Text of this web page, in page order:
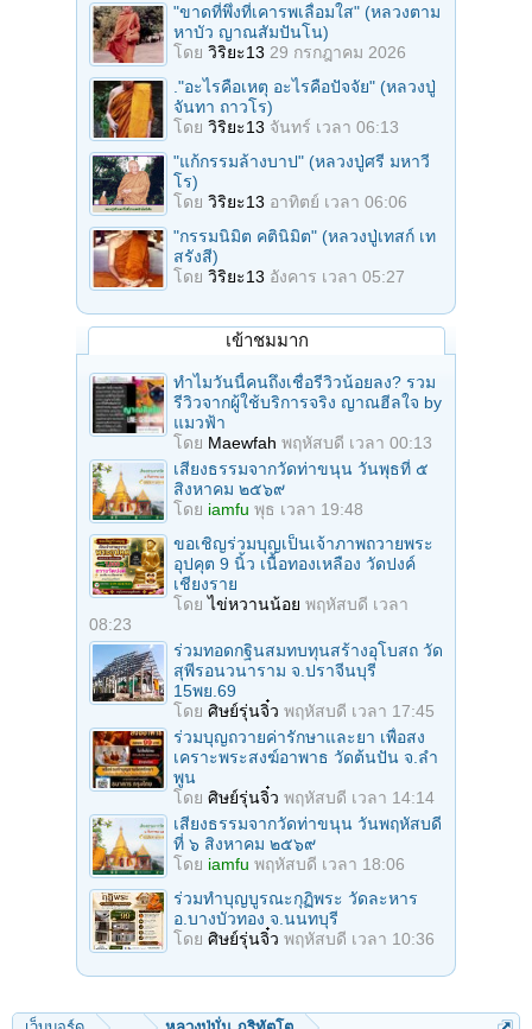
"ขาดที่พึ่งที่เคารพเลื่อมใส" (หลวงตาม
หาบัว ญาณสัมปันโน)
โดย วิริยะ13 29 กรกฎาคม 2026
."อะไรคือเหตุ อะไรคือปัจจัย" (หลวงปู่
จันทา ถาวโร)
โดย วิริยะ13 จันทร์ เวลา 06:13
"แก้กรรมล้างบาป" (หลวงปู่ศรี มหาวี
โร)
โดย วิริยะ13 อาทิตย์ เวลา 06:06
"กรรมนิมิต คตินิมิต" (หลวงปู่เทสก์ เท
สรังสี)
โดย วิริยะ13 อังคาร เวลา 05:27
เข้าชมมาก
ทำไมวันนี้คนถึงเชื่อรีวิวน้อยลง? รวม
รีวิวจากผู้ใช้บริการจริง ญาณฮีลใจ by
แมวฟ้า
โดย Maewfah พฤหัสบดี เวลา 00:13
เสียงธรรมจากวัดท่าขนุน วันพุธที่ ๕
สิงหาคม ๒๕๖๙
โดย iamfu พุธ เวลา 19:48
ขอเชิญร่วมบุญเป็นเจ้าภาพถวายพระ
อุปคุต 9 นิ้ว เนื้อทองเหลือง วัดปงค์
เชียงราย
โดยไข่หวานน้อย พฤหัสบดี เวลา
08:23
ร่วมทอดกฐินสมทบทุนสร้างอุโบสถ วัด
สุพีรอนวนาราม จ.ปราจีนบุรี
15พย.69
โดย ศิษย์รุ่นจิ๋ว พฤหัสบดี เวลา 17:45
ร่วมบุญถวายค่ารักษาและยา เพื่อสง
เคราะพระสงฆ์อาพาธ วัดต้นปัน จ.ลํา
พูน
โดย ศิษย์รุ่นจิ๋ว พฤหัสบดี เวลา 14:14
เสียงธรรมจากวัดท่าขนุน วันพฤหัสบดี
ที่ ๖ สิงหาคม ๒๕๖๙
โดย iamfu พฤหัสบดี เวลา 18:06
ร่วมทําบุญบูรณะกุฏิพระ วัดละหาร
อ.บางบัวทอง จ.นนทบุรี
โดย ศิษย์รุ่นจิ๋ว พฤหัสบดี เวลา 10:36